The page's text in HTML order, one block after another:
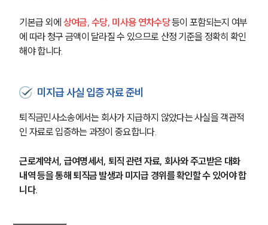
그룹소개
그룹소개
대륜의 강점
오시는 길
기본급 외에 상여금, 수당, 미사용 연차수당 등이 포함되는지 여부
에 따라 청구 금액이 달라질 수 있으므로 산정 기준을 정확히 확인
해야 합니다.
미지급 사실 입증 자료 준비
퇴직금민사소송에서는 회사가 지급하지 않았다는 사실을 객관적
인 자료로 입증하는 과정이 중요합니다.
근로계약서, 급여명세서, 퇴직 관련 자료, 회사와 주고받은 대화
내역 등을 통해 퇴직금 발생과 미지급 경위를 확인할 수 있어야 합
니다.